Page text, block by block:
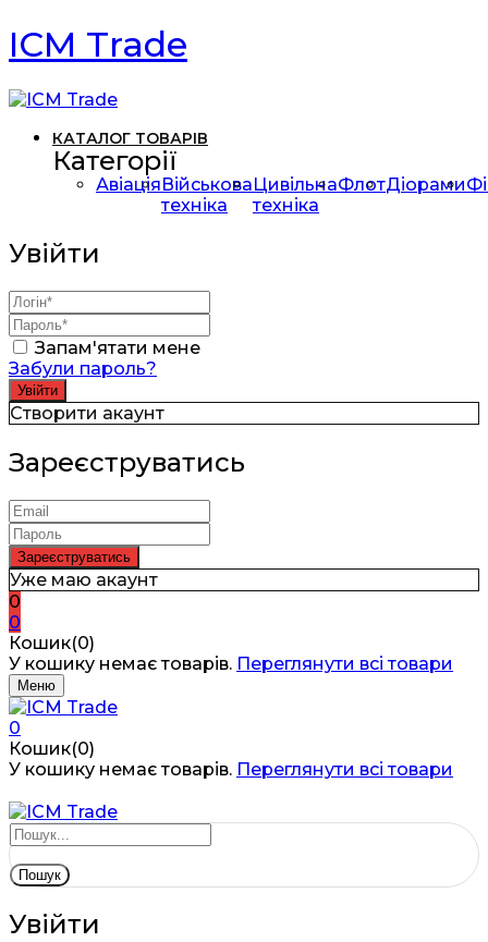
ICM Trade
КАТАЛОГ ТОВАРІВ
Категорії
АвіаціяВійськова
техніка
Цивільна
техніка
ФлотДіорами
Увійти
Запам'ятати мене
Забули пароль?
Створити акаунт
Зареєструватись
Уже маю акаунт
0
0
Кошик(0)
У кошику немає товарів. Переглянути всі товари
Меню
0
Кошик(0)
У кошику немає товарів. Переглянути всі товари
Пошук
Увійти